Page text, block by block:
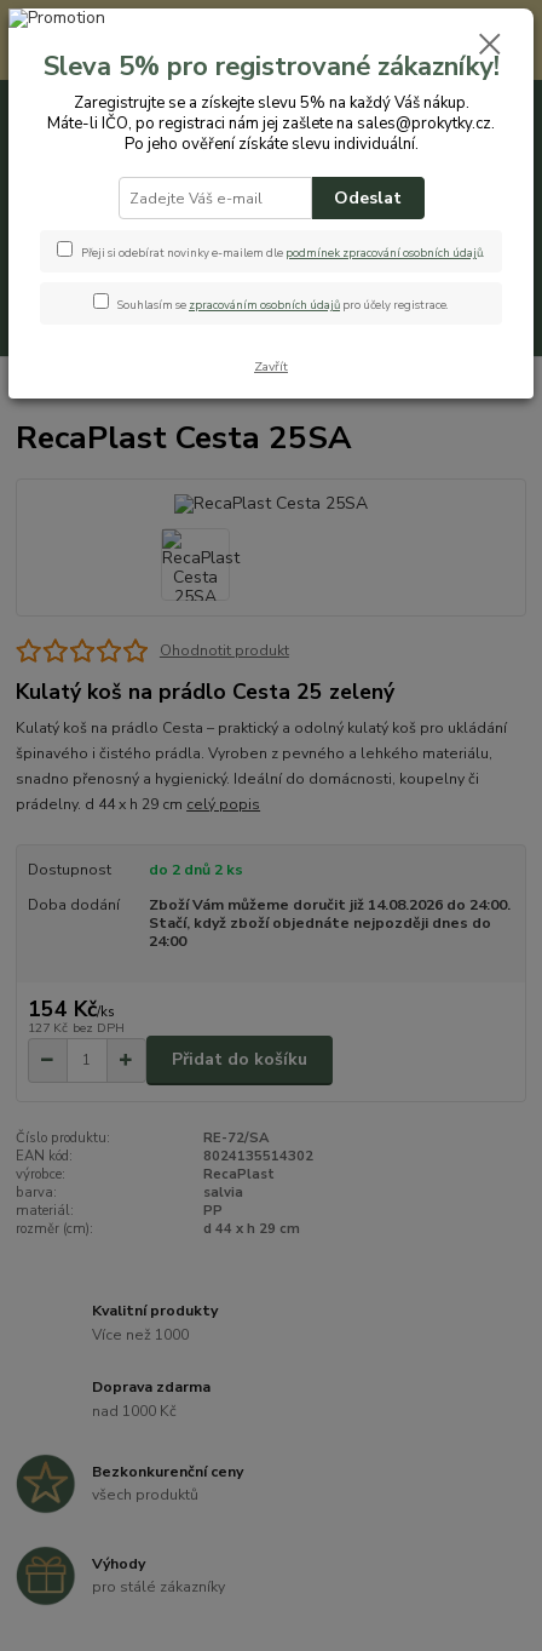
Registrovaným zákazníkům nabízíme slevu 5% na každý nákup. Máte-li
IČO, po registraci nám jej zašlete na sales@prokytky.cz. Po jeho ověření
získáte slevu individuální. Přejít na registraci →
CZK
+420 774 544 973 0ks
RecaPlast Cesta 25SA
Ohodnotit produkt
Kulatý koš na prádlo Cesta 25 zelený
Kulatý koš na prádlo Cesta – praktický a odolný kulatý koš pro ukládání
špinavého i čistého prádla. Vyroben z pevného a lehkého materiálu,
snadno přenosný a hygienický. Ideální do domácnosti, koupelny či
prádelny. d 44 x h 29 cm celý popis
Dostupnost
do 2 dnů 2 ks
Doba dodání
Zboží Vám můžeme doručit již 14.08.2026 do 24:00.
Stačí, když zboží objednáte nejpozději dnes do
24:00
154 Kč/ks
127 Kč bez DPH
Přidat do košíku
Číslo produktu:
RE-72/SA
EAN kód:
8024135514302
výrobce:
RecaPlast
barva:
salvia
materiál:
PP
rozměr (cm):
d 44 x h 29 cm
Kvalitní produkty
Více než 1000
Doprava zdarma
nad 1000 Kč
Bezkonkurenční ceny
všech produktů
Výhody
pro stálé zákazníky
Sleva 5% pro registrované zákazníky!
Zaregistrujte se a získejte slevu 5% na každý Váš nákup.
Máte-li IČO, po registraci nám jej zašlete na sales@prokytky.cz.
Po jeho ověření získáte slevu individuální.
Odeslat
Přeji si odebírat novinky e-mailem dle podmínek zpracování osobních údajů.
Souhlasím se zpracováním osobních údajů pro účely registrace.
Zavřít